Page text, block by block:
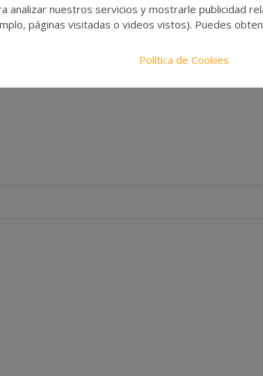
analizar nuestros servicios y mostrarle publicidad
páginas visitadas o videos vistos). Puedes
Política de Cookies